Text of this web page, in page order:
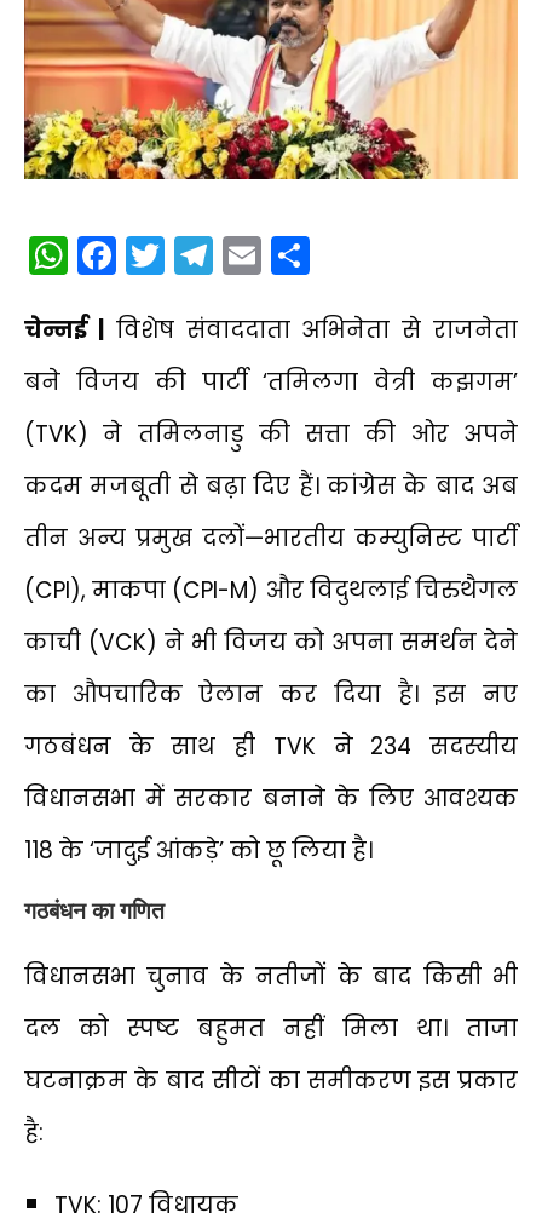
WhatsApp
Facebook
Twitter
Telegram
Email
चेन्नई |
विशेष संवाददाता अभिनेता से राजनेता
बने विजय की पार्टी ‘तमिलगा वेत्री कझगम’
(TVK) ने तमिलनाडु की सत्ता की ओर अपने
कदम मजबूती से बढ़ा दिए हैं। कांग्रेस के बाद अब
तीन अन्य प्रमुख दलों—भारतीय कम्युनिस्ट पार्टी
(CPI), माकपा (CPI-M) और विदुथलाई चिरुथैगल
काची (VCK) ने भी विजय को अपना समर्थन देने
का औपचारिक ऐलान कर दिया है। इस नए
गठबंधन के साथ ही TVK ने 234 सदस्यीय
विधानसभा में सरकार बनाने के लिए आवश्यक
118 के ‘जादुई आंकड़े’ को छू लिया है।
गठबंधन का गणित
विधानसभा चुनाव के नतीजों के बाद किसी भी
दल को स्पष्ट बहुमत नहीं मिला था। ताजा
घटनाक्रम के बाद सीटों का समीकरण इस प्रकार
है:
TVK: 107 विधायक